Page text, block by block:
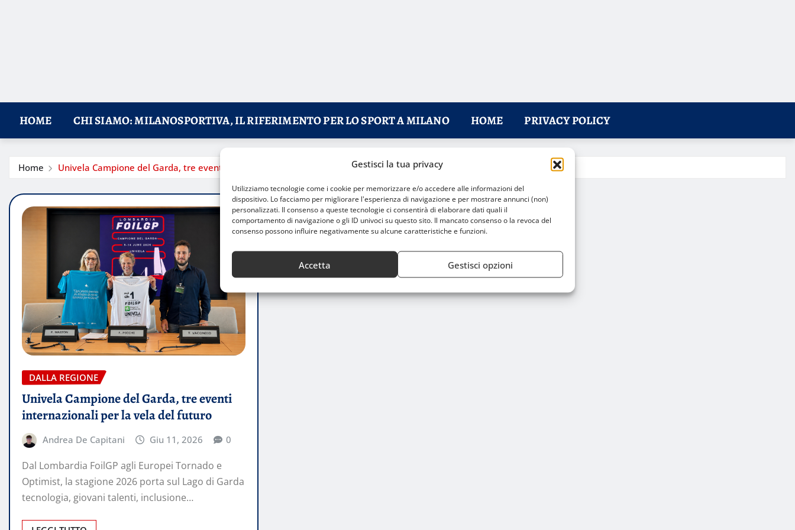
Gestisci la tua privacy
Utilizziamo tecnologie come i cookie per memorizzare e/o accedere alle informazioni del
dispositivo. Lo facciamo per migliorare l'esperienza di navigazione e per mostrare annunci (non)
personalizzati. Il consenso a queste tecnologie ci consentirà di elaborare dati quali il
comportamento di navigazione o gli ID univoci su questo sito. Il mancato consenso o la revoca del
consenso possono influire negativamente su alcune caratteristiche e funzioni.
Accetta Gestisci opzioni
HOME CHI SIAMO: MILANOSPORTIVA, IL RIFERIMENTO PER LO SPORT A MILANO HOME PRIVACY POLICY
Home Univela Campione del Garda, tre eventi internazionali per la vela del futuro
DALLA REGIONE
Univela Campione del Garda, tre eventi
internazionali per la vela del futuro
Andrea De Capitani Giu 11, 2026 0
Dal Lombardia FoilGP agli Europei Tornado e
Optimist, la stagione 2026 porta sul Lago di Garda
tecnologia, giovani talenti, inclusione…